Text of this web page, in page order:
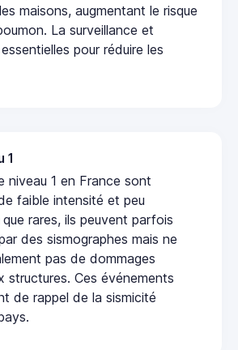
maisons, augmentant le risque
La surveillance et
pour réduire les
1
niveau 1 en France sont
faible intensité et peu
rares, ils peuvent parfois
des sismographes mais ne
pas de dommages
structures. Ces événements
de rappel de la sismicité